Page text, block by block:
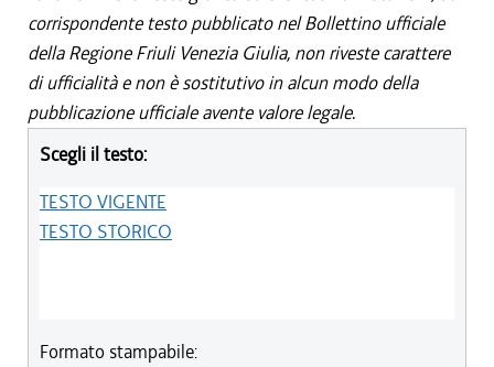
corrispondente testo pubblicato nel Bollettino ufficiale
della Regione Friuli Venezia Giulia, non riveste carattere
di ufficialità e non è sostitutivo in alcun modo della
pubblicazione ufficiale avente valore legale.
Scegli il testo:
TESTO VIGENTE
TESTO STORICO
Formato stampabile: